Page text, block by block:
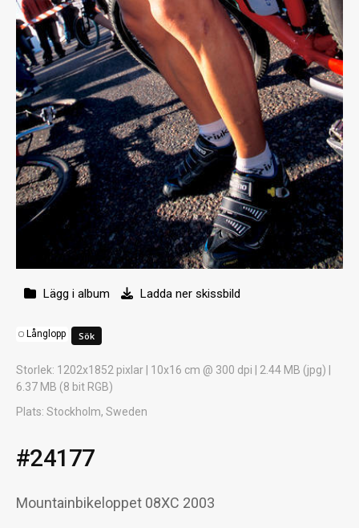
Lägg i album Ladda ner skissbild
Långlopp
Storlek: 1202x1852 pixlar | 10x16 cm @ 300 dpi | 2.44 MB (jpg) |
6.37 MB (8 bit RGB)
Plats: Stockholm, Sweden
#24177
Mountainbikeloppet 08XC 2003